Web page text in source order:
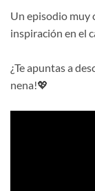
Un episodio muy
inspiración en el
¿Te apuntas a
nena!💖